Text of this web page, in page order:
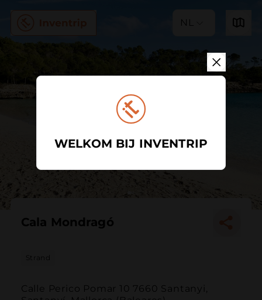
NL
Cala Mondragó
Strand
Calle Perico Pomar 10 7660 Santanyi,
WELKOM BIJ INVENTRIP